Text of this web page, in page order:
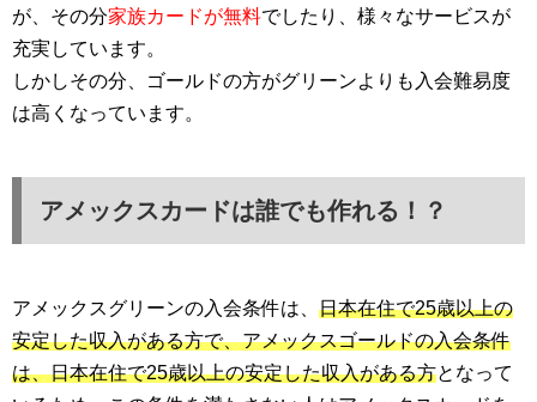
が、その分家族カードが無料でしたり、様々なサービスが
充実しています。
しかしその分、ゴールドの方がグリーンよりも入会難易度
は高くなっています。
アメックスカードは誰でも作れる！？
アメックスグリーンの入会条件は、 日本在住で25歳以上の
安定した収入がある方で、アメックスゴールドの入会条件
は、日本在住で25歳以上の安定した収入がある方となって